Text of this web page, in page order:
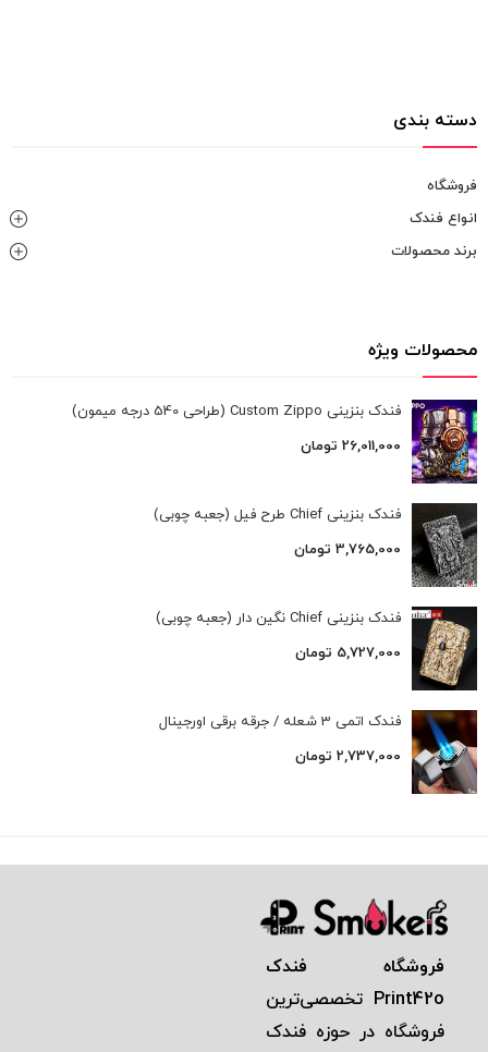
دسته بندی
فروشگاه
انواع فندک
برند محصولات
محصولات ویژه
فندک بنزینی Custom Zippo (طراحی 540 درجه میمون)
26,011,000 تومان
فندک بنزینی Chief طرح فیل (جعبه چوبی)
3,765,000 تومان
فندک بنزینی Chief نگین دار (جعبه چوبی)
5,727,000 تومان
فندک اتمی 3 شعله / جرقه برقی اورجینال
2,737,000 تومان
فروشگاه فندک
Print42o تخصصی‌ترين
فروشگاه در حوزه فندک